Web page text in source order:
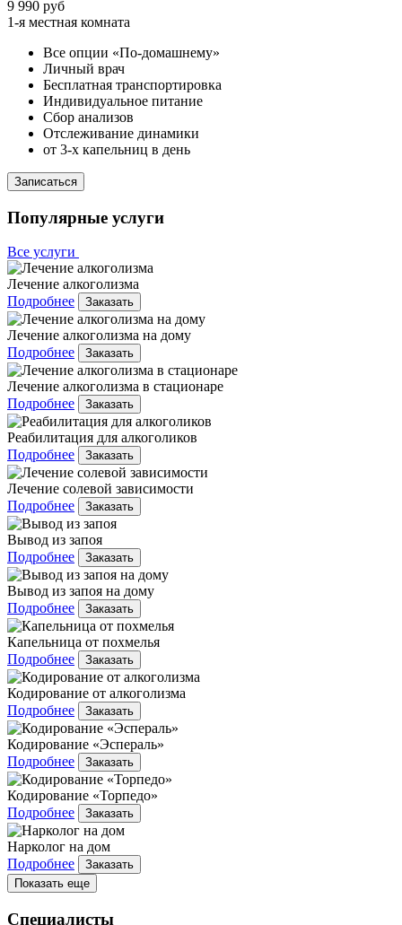
9 990 руб
1-я местная комната
Все опции «По-домашнему»
Личный врач
Бесплатная транспортировка
Индивидуальное питание
Сбор анализов
Отслеживание динамики
от 3-х капельниц в день
Записаться
Популярные услуги
Все услуги
Лечение алкоголизма
Подробнее
Заказать
Лечение алкоголизма на дому
Подробнее
Заказать
Лечение алкоголизма в стационаре
Подробнее
Заказать
Реабилитация для алкоголиков
Подробнее
Заказать
Лечение солевой зависимости
Подробнее
Заказать
Вывод из запоя
Подробнее
Заказать
Вывод из запоя на дому
Подробнее
Заказать
Капельница от похмелья
Подробнее
Заказать
Кодирование от алкоголизма
Подробнее
Заказать
Кодирование «Эспераль»
Подробнее
Заказать
Кодирование «Торпедо»
Подробнее
Заказать
Нарколог на дом
Подробнее
Заказать
Показать еще
Специалисты